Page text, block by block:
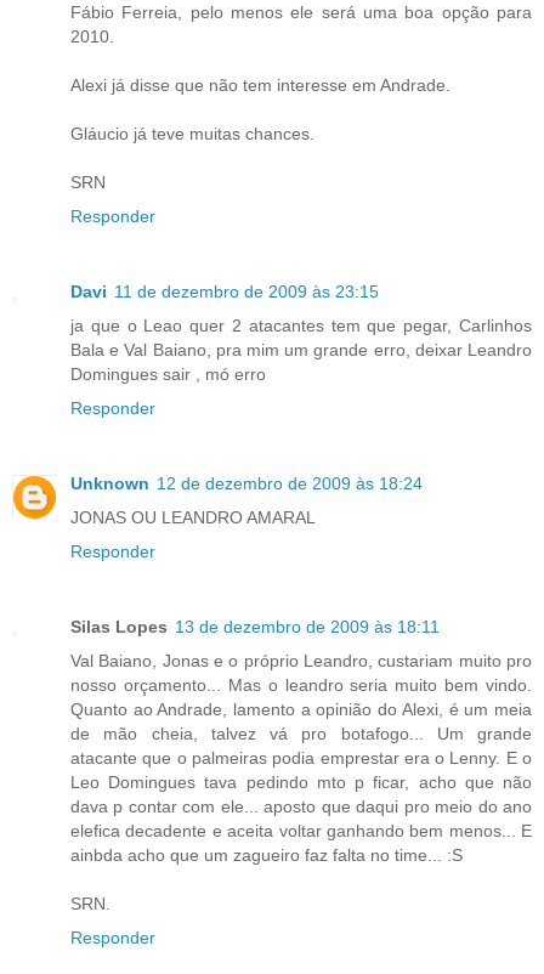
Fábio Ferreia, pelo menos ele será uma boa opção para
2010.
Alexi já disse que não tem interesse em Andrade.
Gláucio já teve muitas chances.
SRN
Responder
Davi 11 de dezembro de 2009 às 23:15
ja que o Leao quer 2 atacantes tem que pegar, Carlinhos
Bala e Val Baiano, pra mim um grande erro, deixar Leandro
Domingues sair , mó erro
Responder
Unknown 12 de dezembro de 2009 às 18:24
JONAS OU LEANDRO AMARAL
Responder
Silas Lopes 13 de dezembro de 2009 às 18:11
Val Baiano, Jonas e o próprio Leandro, custariam muito pro
nosso orçamento... Mas o leandro seria muito bem vindo.
Quanto ao Andrade, lamento a opinião do Alexi, é um meia
de mão cheia, talvez vá pro botafogo... Um grande
atacante que o palmeiras podia emprestar era o Lenny. E o
Leo Domingues tava pedindo mto p ficar, acho que não
dava p contar com ele... aposto que daqui pro meio do ano
elefica decadente e aceita voltar ganhando bem menos... E
ainbda acho que um zagueiro faz falta no time... :S
SRN.
Responder